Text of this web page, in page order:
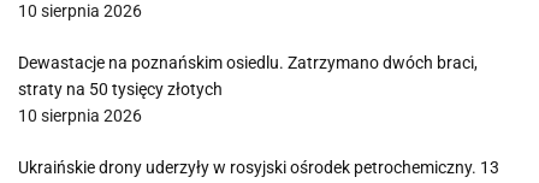
10 sierpnia 2026
Dewastacje na poznańskim osiedlu. Zatrzymano dwóch braci,
straty na 50 tysięcy złotych
10 sierpnia 2026
Ukraińskie drony uderzyły w rosyjski ośrodek petrochemiczny. 13